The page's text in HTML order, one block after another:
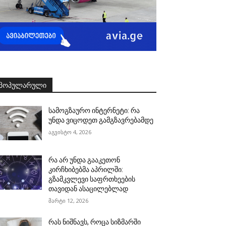
სამოგზაურო ინტერნეტი: რა
უნდა ვიცოდეთ გამგზავრებამდე
აგვისტო 4, 2026
რა არ უნდა გააკეთონ
კირჩხიბებმა აპრილში:
გზამკვლევი საფრთხეების
თავიდან ასაცილებლად
მარტი 12, 2026
რას ნიშნავს, როცა სიზმარში